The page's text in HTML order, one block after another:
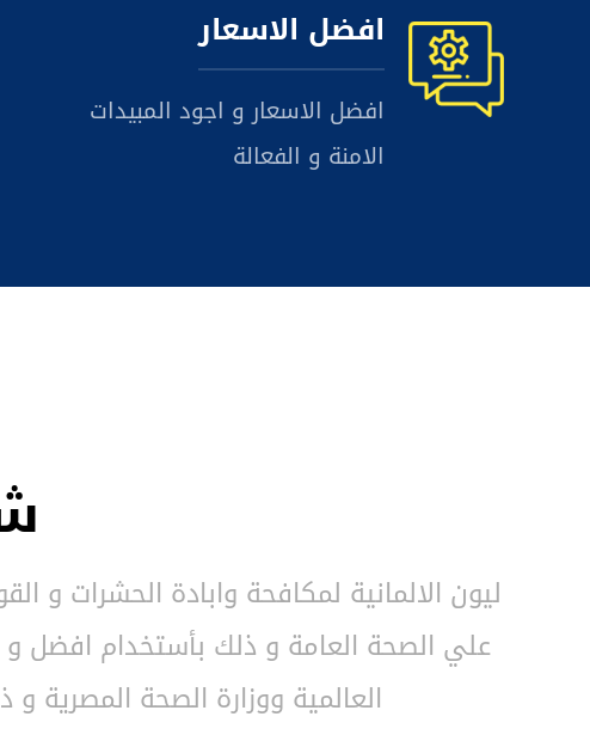
افضل الاسعار
افضل الاسعار و اجود المبيدات
الامنة و الفعالة
ليون الالمانية لمكافحة وابادة الحشرات
علي الصحة العامة و ذلك بأستخدام افضل و
العالمية ووزارة الصحة المصرية و